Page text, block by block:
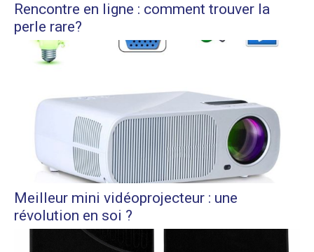
Rencontre en ligne : comment trouver la
perle rare?
Meilleur mini vidéoprojecteur : une
révolution en soi ?